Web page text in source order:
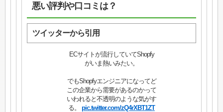
悪い評判や口コミは？
ツイッターから引用
ECサイトが流行していてShopfy
がいま熱いみたい。
でもShopfyエンジニアになってど
この企業から需要があるのかって
いわれると不透明のような気がす
る。 pic.twitter.com/zQ4rXBT1ZT